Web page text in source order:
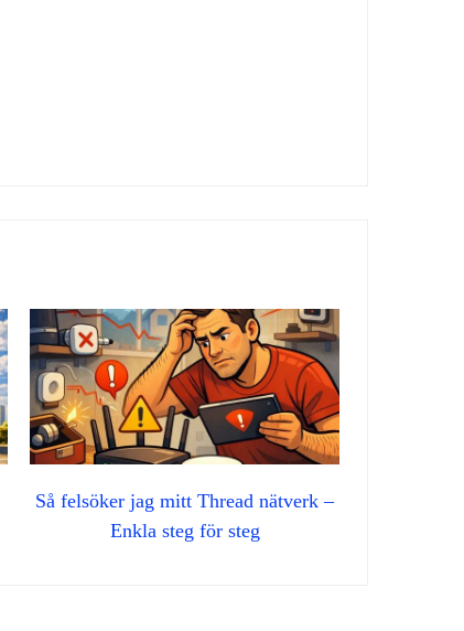
Så felsöker jag mitt Thread nätverk –
Enkla steg för steg